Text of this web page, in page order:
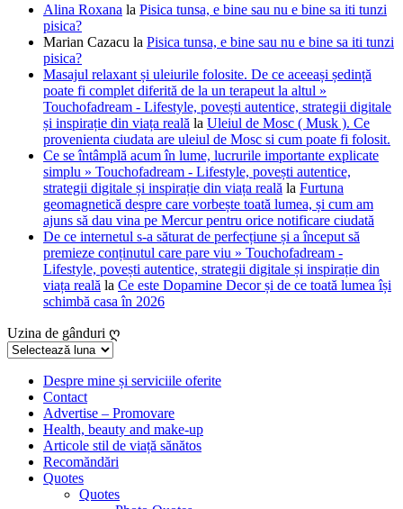
Alina Roxana la Pisica tunsa, e bine sau nu e bine sa iti tunzi
pisica?
Marian Cazacu la Pisica tunsa, e bine sau nu e bine sa iti tunzi
pisica?
Masajul relaxant și uleiurile folosite. De ce aceeași ședință
poate fi complet diferită de la un terapeut la altul »
Touchofadream - Lifestyle, povești autentice, strategii digitale
și inspirație din viața reală la Uleiul de Mosc ( Musk ). Ce
provenienta ciudata are uleiul de Mosc si cum poate fi folosit.
Ce se întâmplă acum în lume, lucrurile importante explicate
simplu » Touchofadream - Lifestyle, povești autentice,
strategii digitale și inspirație din viața reală la Furtuna
geomagnetică despre care vorbește toată lumea, și cum am
ajuns să dau vina pe Mercur pentru orice notificare ciudată
De ce internetul s-a săturat de perfecțiune și a început să
premieze conținutul care pare viu » Touchofadream -
Lifestyle, povești autentice, strategii digitale și inspirație din
viața reală la Ce este Dopamine Decor și de ce toată lumea își
schimbă casa în 2026
Uzina de gânduri ღ
Uzina
gânduriDespre mine și serviciile oferite
Contact
Advertise – Promovare
Health, beauty and make-up
Articole stil de viață sănătos
Recomăndări
Quotes
Quotes